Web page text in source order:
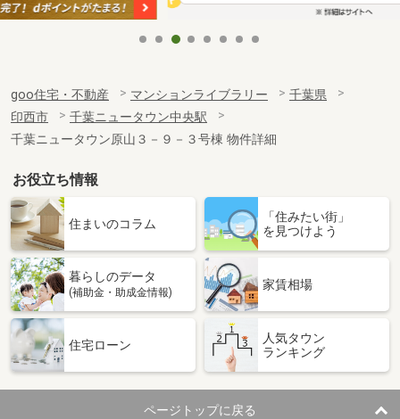
goo住宅・不動産 マンションライブラリー
千葉県
印西市
千葉ニュータウン中央駅
千葉ニュータウン原山３－９－３号棟 物件詳細
お役立ち情報
住まいのコラム
「住みたい街」
を見つけよう
暮らしのデータ
(補助金・助成金情報)
家賃相場
住宅ローン
人気タウン
ランキング
ページトップに戻る